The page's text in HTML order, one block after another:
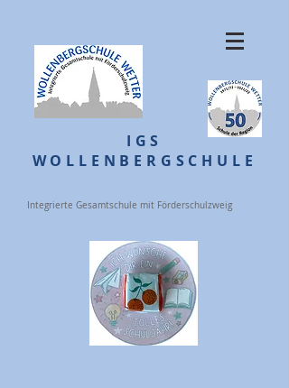
Integrierte Gesamtschule mit Förderschulzweig
IGS
WOLLENBERGSCHULE